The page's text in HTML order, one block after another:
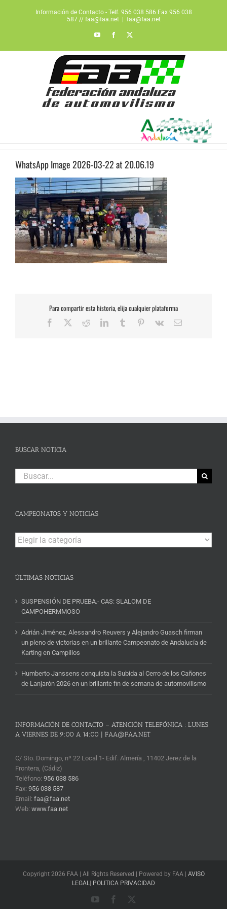
Información de Contacto - Telf. 956 038 586 Fax 956 038
587 // faa@faa.net
faa@faa.net
YouTubeFacebook
WhatsApp Image 2026-03-22 at 20.06.19
Para compartir esta historia, elija cualquier plataforma
Facebook RedditLinkedInTumblr Pinterest
Vk
Correo
BUSCAR NOTICIA
Buscar:
CAMPEONATOS Y NOTICIAS
Campeonatos
y
ÚLTIMAS NOTICIAS
SUSPENSIÓN DE PRUEBA.- CAS: SLALOM DE
CAMPOHERMMOSO
Adrián Jiménez, Alessandro Reuvers y Alejandro Guasch firman
un pleno de victorias en un brillante Campeonato de Andalucía de
Karting en Campillos
Humberto Janssens conquista la Subida al Cerro de los Cañones
de Lanjarón 2026 en un brillante fin de semana de automovilismo
INFORMACIÓN DE CONTACTO – ATENCIÓN TELEFÓNICA : LUNES
A VIERNES DE 9:00 A 14:00 | FAA@FAA.NET
C/ Sto. Domingo, nº 22 Local 1- Edif. Almería , 11402 Jerez de la
Frontera, (Cádiz)
Teléfono: 956 038 586
Fax: 956 038 587
Email: faa@faa.net
Web: www.faa.net
Copyright 2026 FAA | All Rights Reserved | Powered by FAA | AVISO
LEGAL | POLITICA PRIVACIDAD
YouTubeFacebook